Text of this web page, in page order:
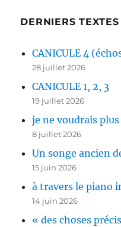
DERNIERS
CANICULE 4
28 juillet 2026
CANICULE 1, 2, 3
19 juillet 2026
je ne voudrais
8 juillet 2026
Un songe ancien
15 juin 2026
à travers le piano
14 juin 2026
« des choses